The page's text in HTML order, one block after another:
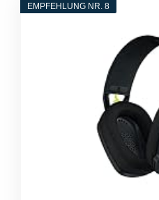
EMPFEHLUNG NR. 8